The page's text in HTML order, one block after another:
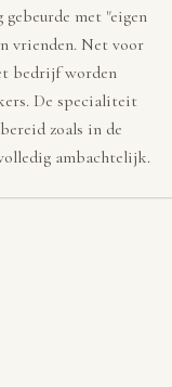
met "eigen
vrienden. Net voor
bedrijf worden
De specialiteit
zoals in de
ambachtelijk.